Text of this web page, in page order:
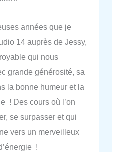
années que je
14 auprès de Jessy,
qui nous
grande générosité, sa
la bonne humeur et la
! Des cours où l’on
se surpasser et qui
vers un merveilleux
!